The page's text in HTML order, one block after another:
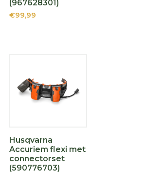
(967628301)
€99,99
Husqvarna
Accuriem flexi met
connectorset
(590776703)